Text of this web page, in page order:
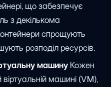
що забезпечує
з декількома
спрощують
розподіл ресурсів.
машинуКожен
машині (VM),